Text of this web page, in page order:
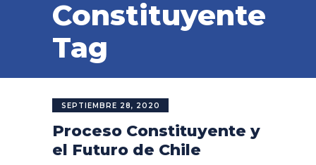
Constituyente
Tag
SEPTIEMBRE 28, 2020
Proceso Constituyente y
el Futuro de Chile